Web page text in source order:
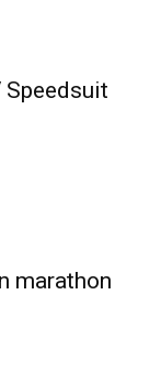
Speedsuit
marathon